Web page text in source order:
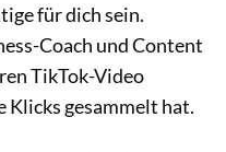
für dich sein.
Coach und Content
TikTok-Video
gesammelt hat.